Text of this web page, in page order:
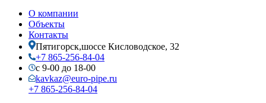
О компании
Объекты
Контакты
Пятигорск,шоссе Кисловодское, 32
+7 865-256-84-04
с 9-00 до 18-00
kavkaz@euro-pipe.ru
+7 865-256-84-04